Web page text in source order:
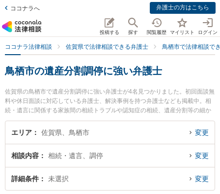
ココナラへ 弁護士の方はこちら
投稿する 探す 閲覧履歴 マイリスト ログイン
ココナラ法律相談 佐賀県で法律相談できる弁護士 鳥栖市で法律相談で
鳥栖市の遺産分割調停に強い弁護士
佐賀県の鳥栖市で遺産分割調停に強い弁護士が4名見つかりました。初回面談無
料や休日面談に対応している弁護士、解決事例を持つ弁護士なども掲載中。相
続・遺言に関係する家族間の相続トラブルや認知症の相続、遺産分割等の細か
な分野での絞り込み検索もでき便利です。特に弁護士法人ITS法律事務所 鳥栖
事務所の松田 直弁護士や九州鳥栖・芯鋭法律事務所の小山 一郎弁護士、九州鳥
栖・芯鋭法律事務所の竹下 正実弁護士のプロフィール情報や弁護士費用、強み
ラブルを今すぐに弁護士に相談したい』『遺産分割調停のトラブル解決の実績
豊富な近くの弁護士を検索したい』『初回相談無料で遺産分割調停を法律相談
できる鳥栖市内の弁護士に相談予約したい』などでお困りの相談者さんにおす
エリア 佐賀県、鳥栖市 変更
相談内容 相続・遺言、調停 変更
詳細条件 未選択 変更